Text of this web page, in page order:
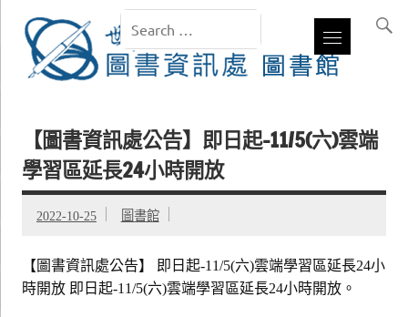
【圖書資訊處公告】即日起-11/5(六)雲端
學習區延長24小時開放
2022-10-25 圖書館
【圖書資訊處公告】 即日起-11/5(六)雲端學習區延長24小
時開放 即日起-11/5(六)雲端學習區延長24小時開放。